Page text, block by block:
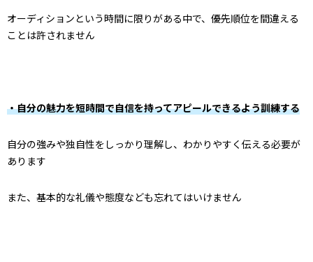
オーディションという時間に限りがある中で、優先順位を間違える
ことは許されません
・自分の魅力を短時間で自信を持ってアピールできるよう訓練する
自分の強みや独自性をしっかり理解し、わかりやすく伝える必要が
あります
また、基本的な礼儀や態度なども忘れてはいけません